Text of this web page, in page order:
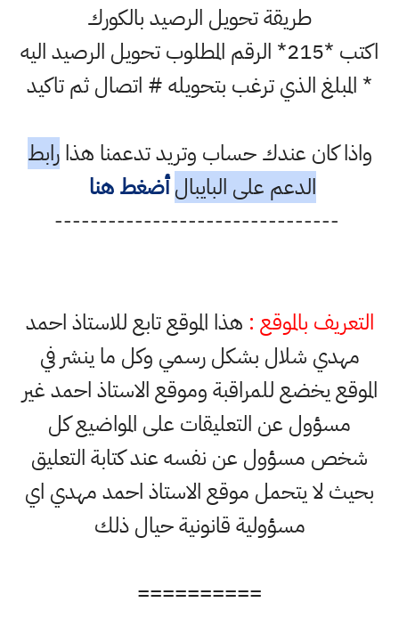
طريقة تحويل الرصيد بالكورك
اكتب *215* الرقم المطلوب تحويل الرصيد اليه
* المبلغ الذي ترغب بتحويله # اتصال ثم تاكيد
واذا كان عندك حساب وتريد تدعمنا هذارابط
الدعم على البايبال أضغط هنا
--------------------------------
التعريف بالموقع : هذا الموقع تابع للاستاذ احمد
مهدي شلال بشكل رسمي وكل ما ينشر في
الموقع يخضع للمراقبة وموقع الاستاذ احمد غير
مسؤول عن التعليقات على المواضيع كل
شخص مسؤول عن نفسه عند كتابة التعليق
بحيث لا يتحمل موقع الاستاذ احمد مهدي اي
مسؤولية قانونية حيال ذلك
==========